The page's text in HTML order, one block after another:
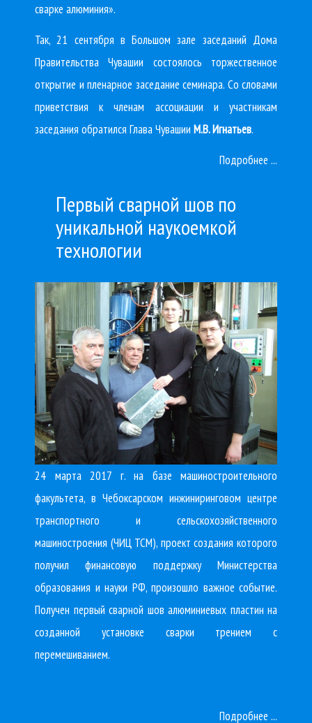
сварке алюминия».
Так, 21 сентября в Большом зале заседаний Дома
Правительства Чувашии состоялось торжественное
открытие и пленарное заседание семинара. Со словами
приветствия к членам ассоциации и участникам
заседания обратился Глава Чувашии М.В. Игнатьев.
Подробнее ...
Первый сварной шов по
уникальной наукоемкой
технологии
24 марта 2017 г. на базе машиностроительного
факультета, в Чебоксарском инжиниринговом центре
транспортного и сельскохозяйственного
машиностроения (ЧИЦ ТСМ), проект создания которого
получил финансовую поддержку Министерства
образования и науки РФ, произошло важное событие.
Получен первый сварной шов алюминиевых пластин на
созданной установке сварки трением с
перемешиванием.
Подробнее ...